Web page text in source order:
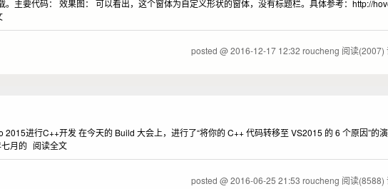
主要代码： 效果图： 可以看出，这个窗体为自定义形状的窗体，没有标题栏。具体参考：http://
posted @2016-12-17 12:32 roucheng 阅读(2007)
进行C++开发 在今天的 Build 大会上，进行了“将你的 C++ 代码转移至 VS2015 的 6 个原因”的
月的 阅读全文
posted @2016-06-25 21:53 roucheng 阅读(8588)